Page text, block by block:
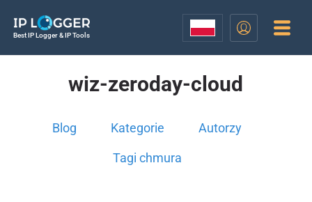
Best IP Logger & IP Tools
wiz-zeroday-cloud
Blog Kategorie Autorzy
Tagi chmura